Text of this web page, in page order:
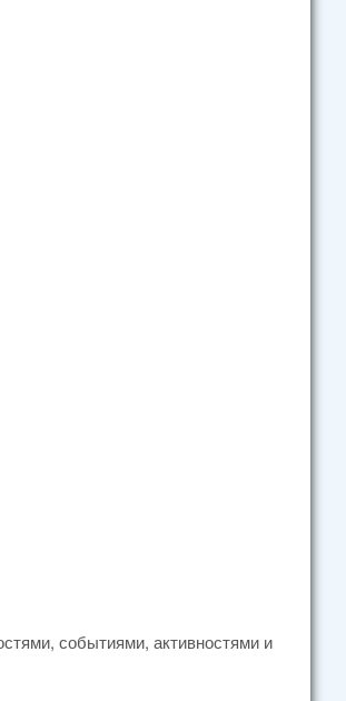
событиями, активностями и